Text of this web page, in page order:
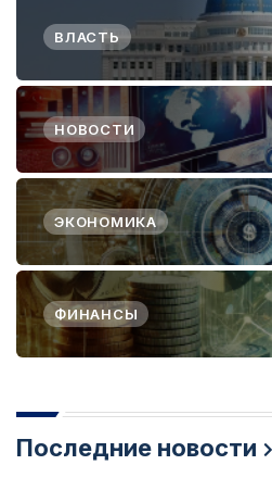
ВЛАСТЬ
НОВОСТИ
ЭКОНОМИКА
ФИНАНСЫ
Последние новости